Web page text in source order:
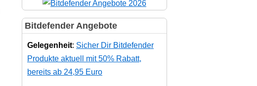
Bitdefender Angebote
Gelegenheit: Sicher Dir Bitdefender
Produkte aktuell mit 50% Rabatt,
bereits ab 24,95 Euro